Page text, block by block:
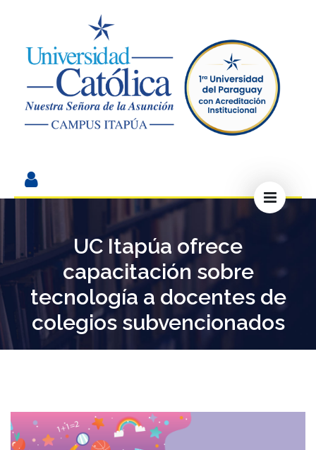
UC Itapúa ofrece
capacitación sobre
tecnología a docentes de
colegios subvencionados